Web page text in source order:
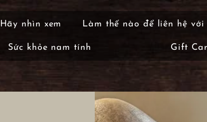
Hãy nhìn xem Làm thế nào để liên hệ
Sức khỏe nam tính Gift